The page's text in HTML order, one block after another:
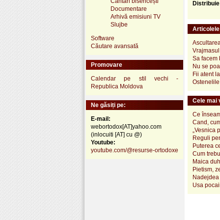
Sa facem
Nu se
Fii atent
Cele mai
Ce
Cand,
„Vesnica
Reguli
Puterea
Cum
Maica
Pietism,
Nadejdea
Usa
Documentare
Arhivă emisiuni TV
Slujbe
Software
Căutare avansată
Promovare
Calendar pe stil vechi -
Republica Moldova
Ne găsiți pe:
E-mail:
webortodox[AT]yahoo.com
(inlocuiti [AT] cu @)
Youtube:
youtube.com/@resurse-ortodoxe